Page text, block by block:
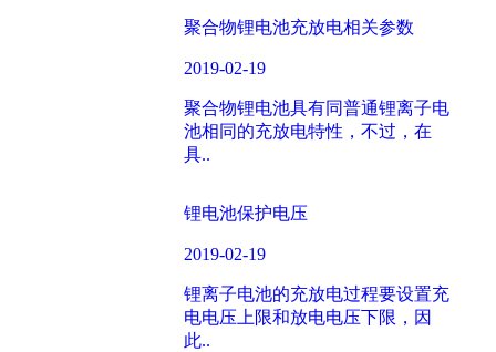
聚合物锂电池充放电相关参数
2019-02-19
聚合物锂电池具有同普通锂离子电
池相同的充放电特性，不过，在
具..
锂电池保护电压
2019-02-19
锂离子电池的充放电过程要设置充
电电压上限和放电电压下限，因
此..